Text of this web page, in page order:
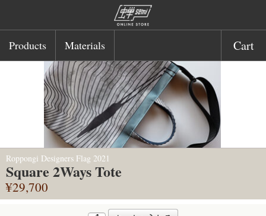
Products Materials Cart
Roppongi Designers Flag 2021
Square 2Ways Tote
¥29,700